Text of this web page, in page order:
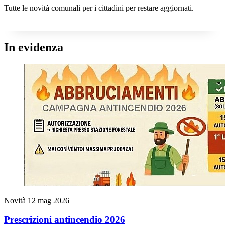
Tutte le novità comunali per i cittadini per restare aggiornati.
In evidenza
Novità 12 mag 2026
Prescrizioni antincendio 2026